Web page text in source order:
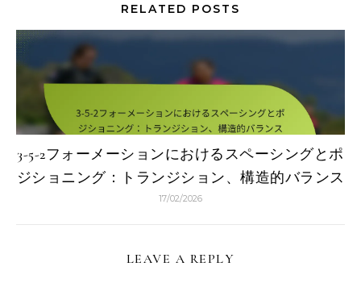
RELATED POSTS
3-5-2フォーメーションにおけるスペーシングとポ
ジショニング：トランジション、構造的バランス
17/02/2026
LEAVE A REPLY